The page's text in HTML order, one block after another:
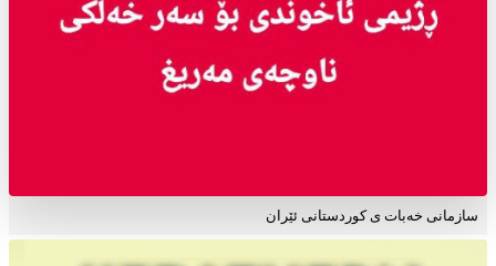
سازمانی خەبات ی کوردستانی ئێران